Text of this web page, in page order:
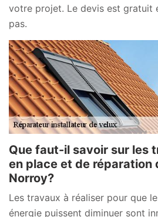
votre projet. Le devis est gratuit
pas.
Que faut-il savoir sur les
en place et de réparation
Norroy?
Les travaux à réaliser pour que
énergie puissent diminuer sont